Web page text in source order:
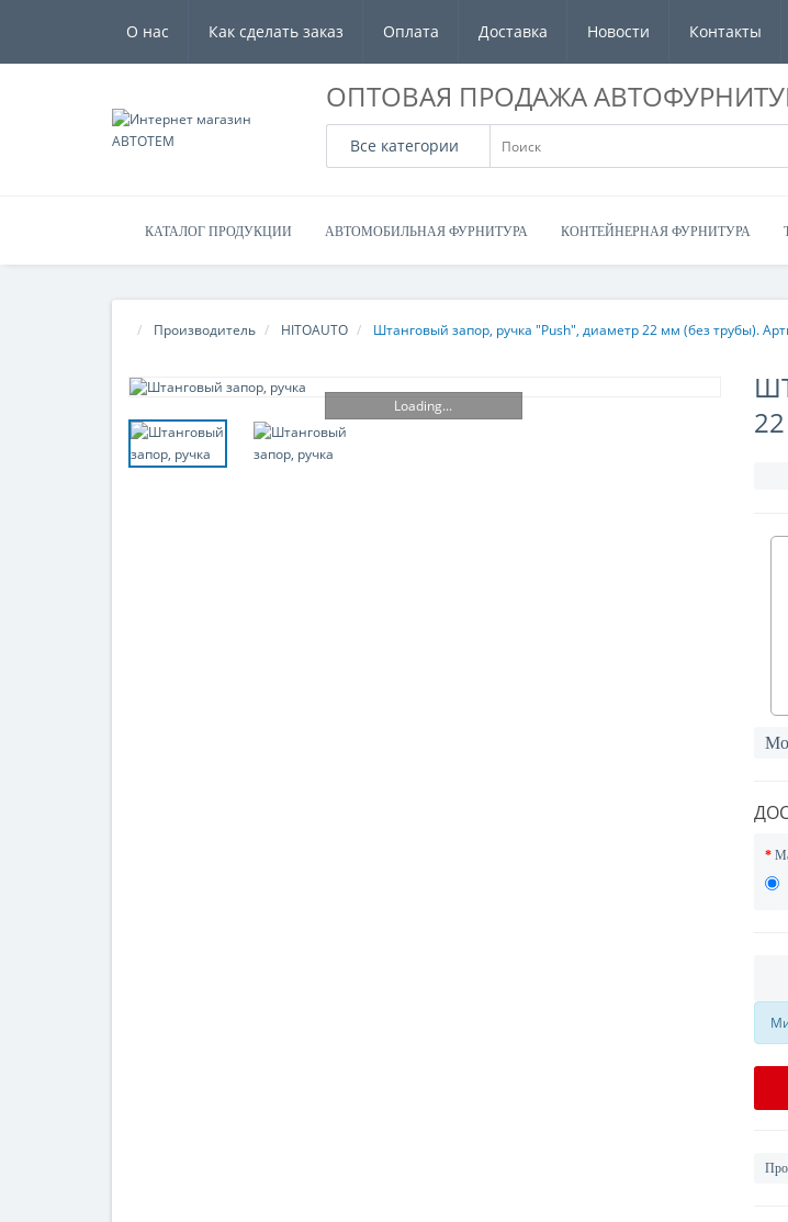
О нас Как сделать заказ Оплата Доставка Новости Контакты
ОПТОВАЯ ПРОДАЖА
Все категории
КАТАЛОГ ПРОДУКЦИИ АВТОМОБИЛЬНАЯ ФУРНИТУРА КОНТЕЙНЕРНАЯ ФУРНИТУРА
Производитель HITOAUTO Штанговый запор, ручка "Push", диаметр 22 мм (без трубы).
Loading...